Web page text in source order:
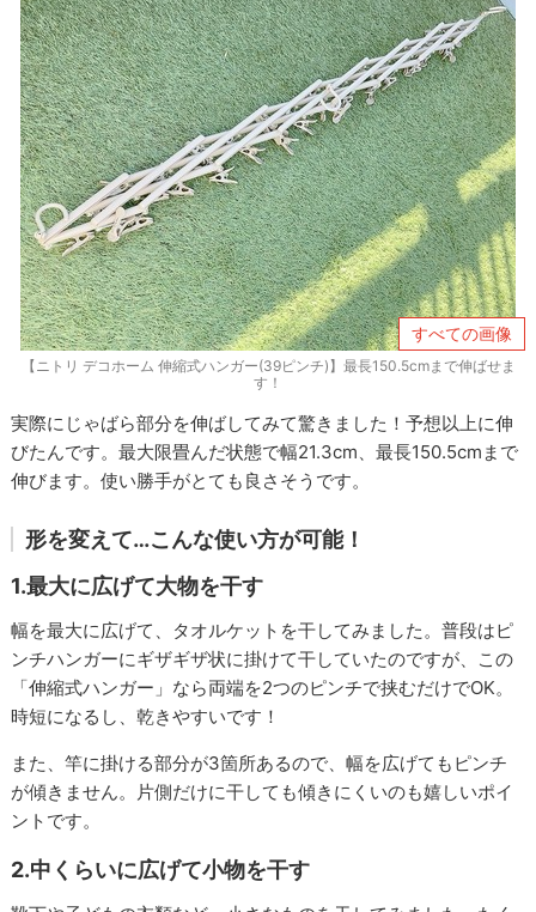
すべての画像
【ニトリ デコホーム 伸縮式ハンガー(39ピンチ)】最長150.5cmまで伸ばせま
す！
実際にじゃばら部分を伸ばしてみて驚きました！予想以上に伸
びたんです。最大限畳んだ状態で幅21.3cm、最長150.5cmまで
伸びます。使い勝手がとても良さそうです。
形を変えて…こんな使い方が可能！
1.最大に広げて大物を干す
幅を最大に広げて、タオルケットを干してみました。普段はピ
ンチハンガーにギザギザ状に掛けて干していたのですが、この
「伸縮式ハンガー」なら両端を2つのピンチで挟むだけでOK。
時短になるし、乾きやすいです！
また、竿に掛ける部分が3箇所あるので、幅を広げてもピンチ
が傾きません。片側だけに干しても傾きにくいのも嬉しいポイ
ントです。
2.中くらいに広げて小物を干す